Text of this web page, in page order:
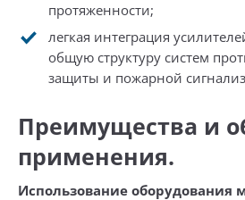
протяженности;
легкая интеграция
общую структуру систем
защиты и пожарной
Преимущества и
применения.
Использование оборудования